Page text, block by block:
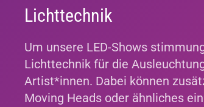
Lichttechnik
Um unsere LED-Shows
Lichttechnik für die
Artist*innen. Dabei können
Moving Heads oder ähnliches